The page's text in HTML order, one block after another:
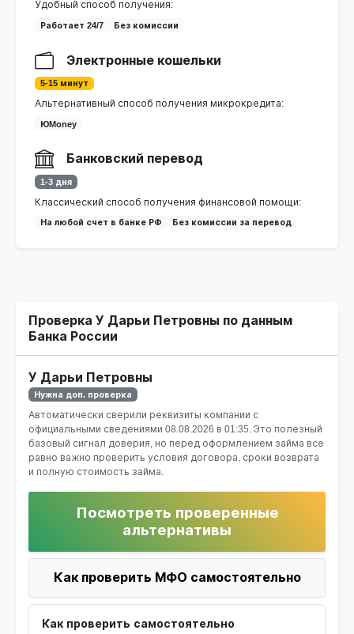
Удобный способ получения:
Работает 24/7 Без комиссии
Электронные кошельки
5-15 минут
Альтернативный способ получения микрокредита:
ЮMoney
Банковский перевод
1-3 дня
Классический способ получения финансовой помощи:
На любой счет в банке РФ Без комиссии за перевод
Проверка У Дарьи Петровны по данным
Банка России
У Дарьи Петровны
Нужна доп. проверка
Автоматически сверили реквизиты компании с
официальными сведениями 08.08.2026 в 01:35 . Это полезный
базовый сигнал доверия, но перед оформлением займа все
равно важно проверить условия договора, сроки возврата
и полную стоимость займа.
Посмотреть проверенные
альтернативы
Как проверить МФО самостоятельно
Как проверить самостоятельно